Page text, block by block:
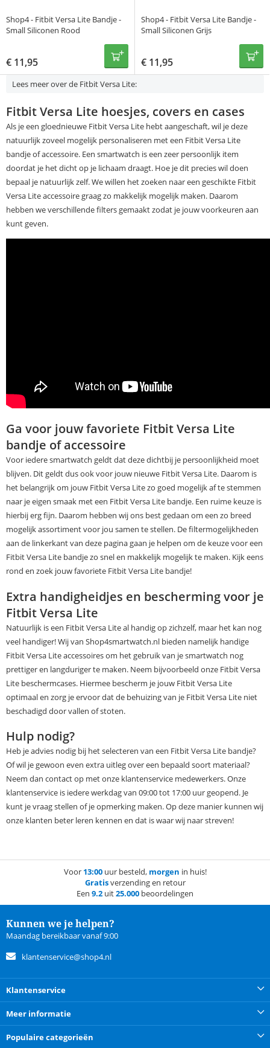
Shop4 - Fitbit Versa Lite Bandje -
Small Siliconen Rood
€ 11,95
Shop4 - Fitbit Versa Lite Bandje -
Small Siliconen Grijs
€ 11,95
Lees meer over de Fitbit Versa Lite:
Fitbit Versa Lite hoesjes, covers en cases
Als je een gloednieuwe Fitbit Versa Lite hebt aangeschaft, wil je deze
natuurlijk zoveel mogelijk personaliseren met een Fitbit Versa Lite
bandje of accessoire. Een smartwatch is een zeer persoonlijk item
doordat je het dicht op je lichaam draagt. Hoe je dit precies wil doen
bepaal je natuurlijk zelf. We willen het zoeken naar een geschikte Fitbit
Versa Lite accessoire graag zo makkelijk mogelijk maken. Daarom
hebben we verschillende filters gemaakt zodat je jouw voorkeuren aan
kunt geven.
Ga voor jouw favoriete Fitbit Versa Lite
bandje of accessoire
Voor iedere smartwatch geldt dat deze dichtbij je persoonlijkheid moet
blijven. Dit geldt dus ook voor jouw nieuwe Fitbit Versa Lite. Daarom is
het belangrijk om jouw Fitbit Versa Lite zo goed mogelijk af te stemmen
naar je eigen smaak met een Fitbit Versa Lite bandje. Een ruime keuze is
hierbij erg fijn. Daarom hebben wij ons best gedaan om een zo breed
mogelijk assortiment voor jou samen te stellen. De filtermogelijkheden
aan de linkerkant van deze pagina gaan je helpen om de keuze voor een
Fitbit Versa Lite bandje zo snel en makkelijk mogelijk te maken. Kijk eens
rond en zoek jouw favoriete Fitbit Versa Lite bandje!
Extra handigheidjes en bescherming voor je
Fitbit Versa Lite
Natuurlijk is een Fitbit Versa Lite al handig op zichzelf, maar het kan nog
veel handiger! Wij van Shop4smartwatch.nl bieden namelijk handige
Fitbit Versa Lite accessoires om het gebruik van je smartwatch nog
prettiger en langduriger te maken. Neem bijvoorbeeld onze Fitbit Versa
Lite beschermcases. Hiermee bescherm je jouw Fitbit Versa Lite
optimaal en zorg je ervoor dat de behuizing van je Fitbit Versa Lite niet
beschadigd door vallen of stoten.
Hulp nodig?
Heb je advies nodig bij het selecteren van een Fitbit Versa Lite bandje?
Of wil je gewoon even extra uitleg over een bepaald soort materiaal?
Neem dan contact op met onze klantenservice medewerkers. Onze
klantenservice is iedere werkdag van 09:00 tot 17:00 uur geopend. Je
kunt je vraag stellen of je opmerking maken. Op deze manier kunnen wij
onze klanten beter leren kennen en dat is waar wij naar streven!
Voor 13:00uur besteld, morgen in huis!
Gratisverzending en retour
Een 9.2 uit25.000 beoordelingen
Kunnen we je helpen?
Maandag bereikbaar vanaf 9:00
klantenservice@shop4.nl
Klantenservice
Meer informatie
Populaire categorieën